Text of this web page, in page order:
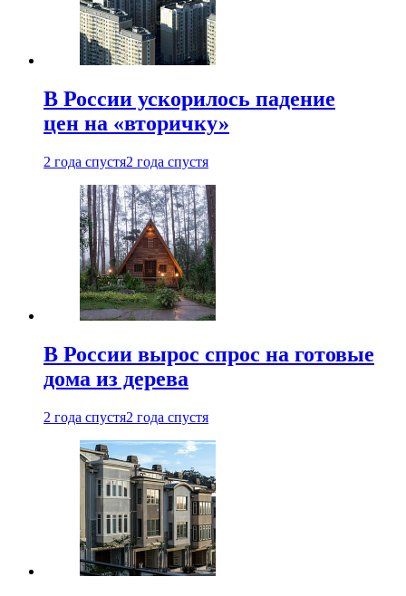
В России ускорилось падение
цен на «вторичку»
2 года спустя2 года спустя
В России вырос спрос на готовые
дома из дерева
2 года спустя2 года спустя